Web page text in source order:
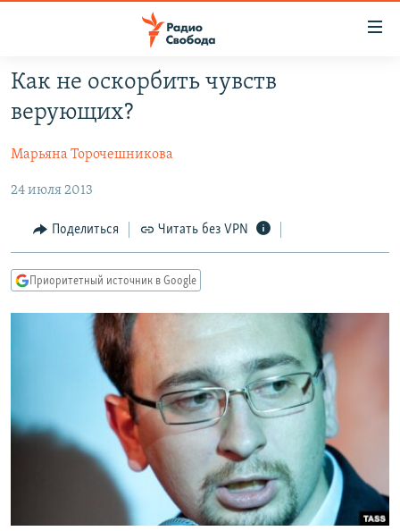
упрощенного
доступа
содержанию
Вернутся
главной
навигации
Вернутся
ПОДКАСТЫ
АВТОРСКИЕ ПРОЕКТЫ
ЦИТАТЫ СВОБОДЫ
МНЕНИЯ
КУЛЬТУРА
IDEL.РЕАЛИИ
КАВКАЗ.РЕАЛИИ
СЕВЕР.РЕАЛИИ
СИБИРЬ.РЕАЛИИ
РАСПИСАНИЕ ВЕЩАНИЯ
ПОДПИШИТЕСЬ НА РАССЫЛКУ
СОЦИАЛЬНЫЕ СЕТИ
Как не оскорбить чувств
верующих?
Марьяна Торочешникова
24 июля 2013
Поделиться Читать без VPN
Приоритетный источник в Google